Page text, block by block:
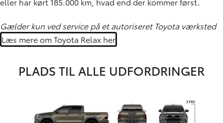
Gælder kun ved service på et autoriseret Toyota værksted
Læs mere om Toyota Relax her
PLADS TIL ALLE UDFORDRINGER